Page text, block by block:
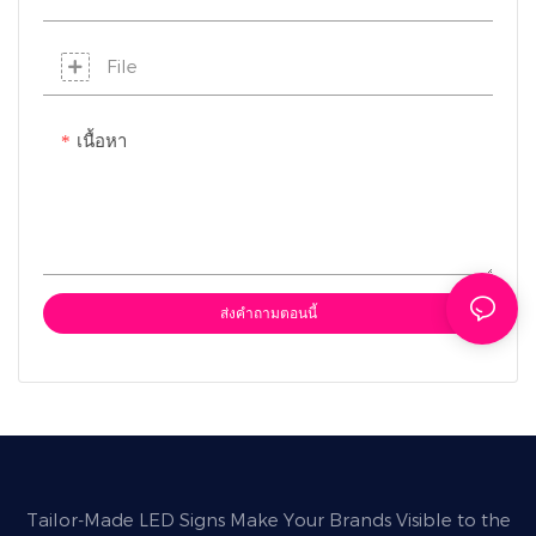
File
เนื้อหา
ส่งคำถามตอนนี้
Tailor-Made LED Signs Make Your Brands Visible to the